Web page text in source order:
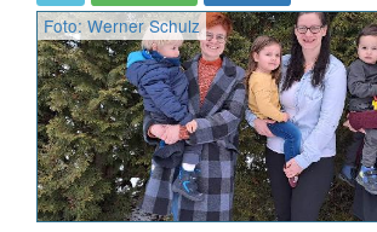
Foto: Werner Schulz